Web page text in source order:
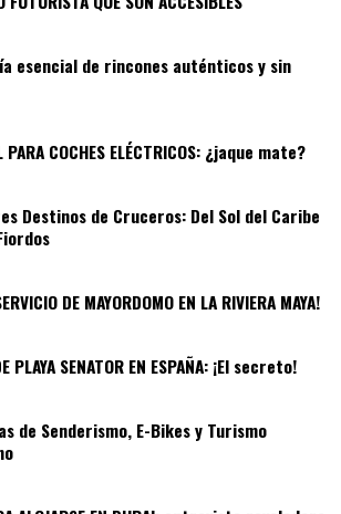
esencial de rincones auténticos y sin
PARA COCHES ELÉCTRICOS: ¿jaque mate?
05
Destinos de Cruceros: Del Sol del Caribe
DE MAYORDOMO EN LA RIVIERA MAYA!
07
PLAYA SENATOR EN ESPAÑA: ¡El secreto!
08
de Senderismo, E-Bikes y Turismo